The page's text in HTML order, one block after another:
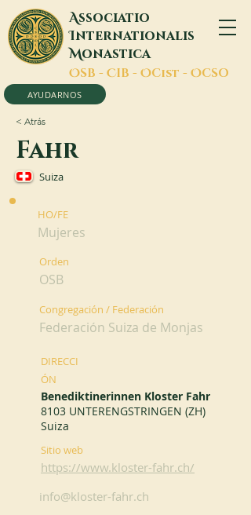
Associatio
Internationalis
Monastica
OSB - CIB - OCist - OCSO
AYUDARNOS
< Atrás
Fahr
Suiza
HO/FE
Mujeres
Orden
OSB
Congregación / Federación
Federación Suiza de Monjas
DIRECCI
ÓN
Benediktinerinnen Kloster Fahr
8103 UNTERENGSTRINGEN (ZH)
Suiza
Sitio web
https://www.kloster-fahr.ch/
info@kloster-fahr.ch